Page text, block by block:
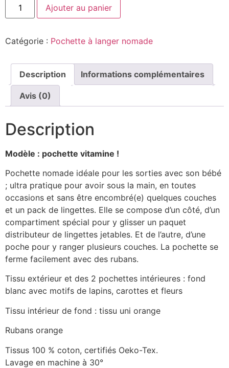
Ajouter au panier
Catégorie : Pochette à langer nomade
Description Informations complémentaires
Avis (0)
Description
Modèle : pochette vitamine !
Pochette nomade idéale pour les sorties avec son bébé
; ultra pratique pour avoir sous la main, en toutes
occasions et sans être encombré(e) quelques couches
et un pack de lingettes. Elle se compose d’un côté, d’un
compartiment spécial pour y glisser un paquet
distributeur de lingettes jetables. Et de l’autre, d’une
poche pour y ranger plusieurs couches. La pochette se
ferme facilement avec des rubans.
Tissu extérieur et des 2 pochettes intérieures : fond
blanc avec motifs de lapins, carottes et fleurs
Tissu intérieur de fond : tissu uni orange
Rubans orange
Tissus 100 % coton, certifiés Oeko-Tex.
Lavage en machine à 30°